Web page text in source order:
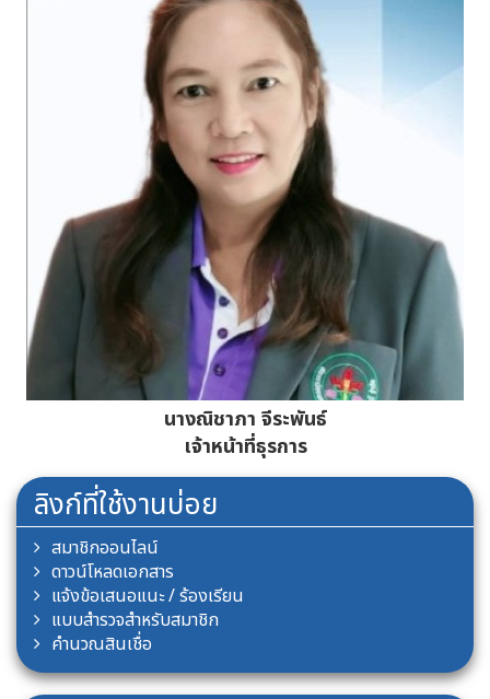
นางณิชาภา จีระพันธ์
เจ้าหน้าที่ธุรการ
นางศรีแพร หิรัญพฤกษ์
เจ้าหน้าที่สินเชื่อ
ลิงก์ที่ใช้งานบ่อย
สมาชิกออนไลน์
ดาวน์โหลดเอกสาร
แจ้งข้อเสนอแนะ / ร้องเรียน
แบบสำรวจสำหรับสมาชิก
คำนวณสินเชื่อ